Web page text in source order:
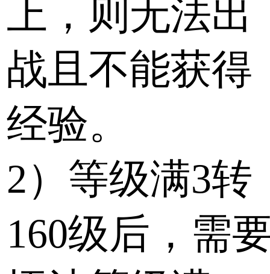
上，则无法出
战且不能获得
经验。
2）等级满3转
160级后，需